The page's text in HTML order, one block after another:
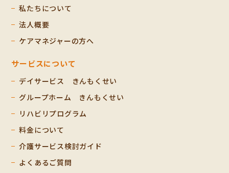
私たちについて
法人概要
ケアマネジャーの方へ
サービスについて
デイサービス きんもくせい
グループホーム きんもくせい
リハビリプログラム
料金について
介護サービス検討ガイド
よくあるご質問